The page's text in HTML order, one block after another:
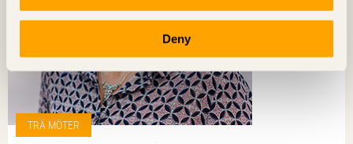
Deny
TRÄ MÖTER